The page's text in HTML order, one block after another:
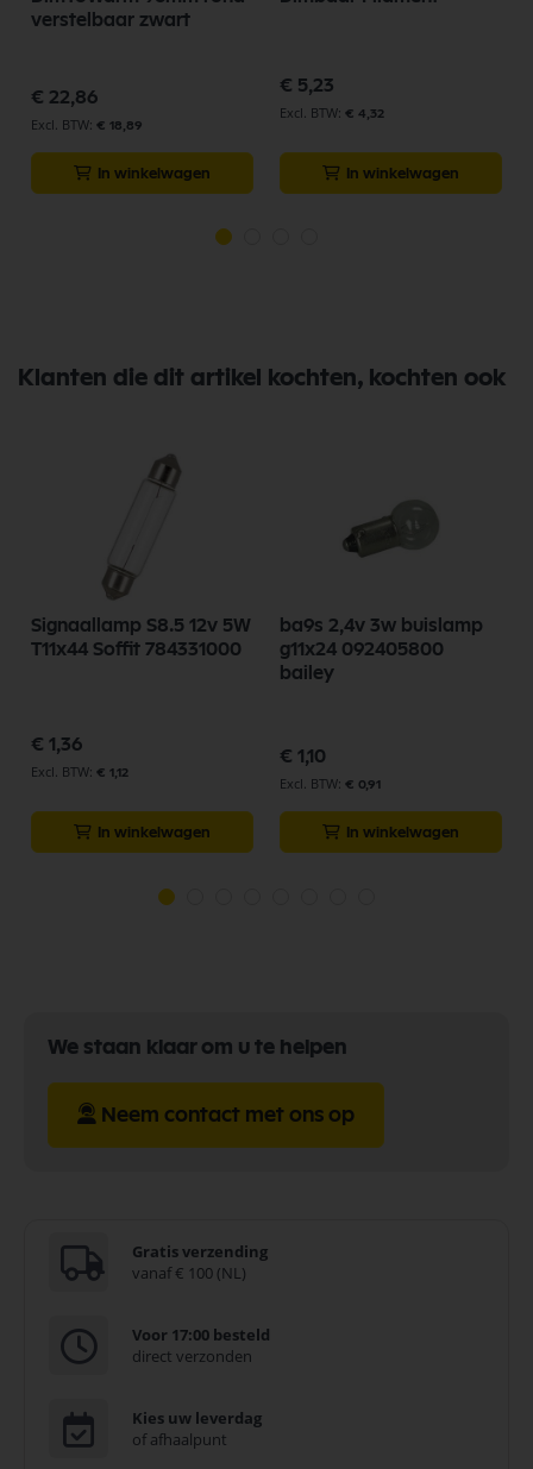
verstelbaar zwart
€ 22,86
€ 18,89
In winkelwagen
€ 5,23
€ 4,32
In winkelwagen
Klanten die dit artikel kochten, kochten ook
Signaallamp S8.5 12v 5W
T11x44 Soffit 784331000
€ 1,36
€ 1,12
In winkelwagen
ba9s 2,4v 3w buislamp
g11x24 092405800
bailey
€ 1,10
€ 0,91
In winkelwagen
We staan klaar om u te helpen
Neem contact met ons op
Gratis verzending
vanaf € 100 (NL)
Voor 17:00 besteld
direct verzonden
Kies uw leverdag
of afhaalpunt